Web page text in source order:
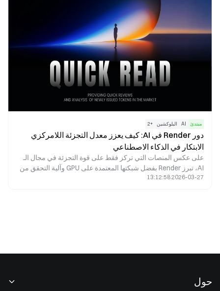
مبتدئ AI البلوكشين +
2
دور Render في AI: كيف يعزز معدل التجزئة اللامركزي
الابتكار في الذكاء الاصطناعي
على عكس المنصات التي تركز فقط على قوة التجزئة في مجال الـ
AI، تبرز Render بفضل شبكتها المعتمدة على GPU وآلية التحقق من
2026-03-27 13:12:58
حول